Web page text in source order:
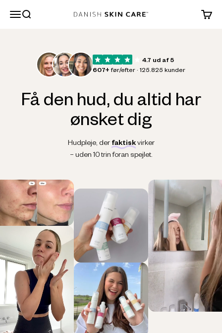
Søg
Danish Skin Care
4.7 ud af 5
607+før/efter · 125.825 kunder
Få den hud, du altid har
ønsket dig
Hudpleje, der faktiskvirker
– uden 10 trin foran spejlet.